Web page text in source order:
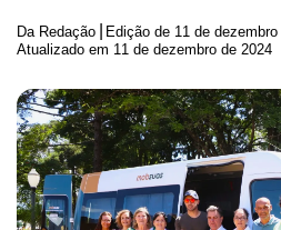
Da Redação Edição de
Atualizado em 11 de dezembro de 2024